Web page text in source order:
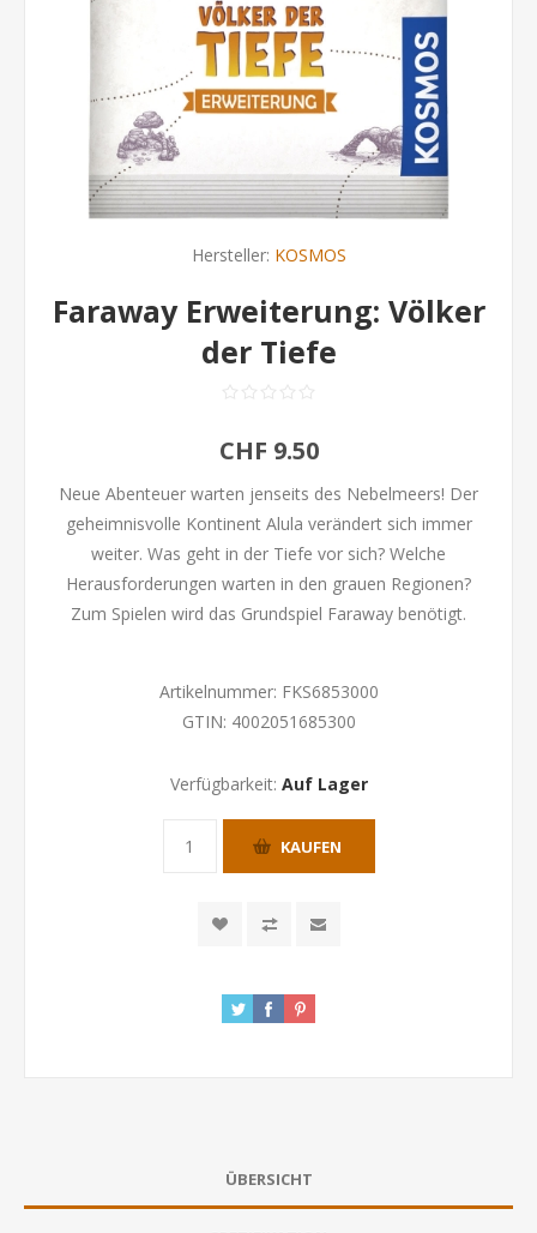
Hersteller: KOSMOS
Faraway Erweiterung: Völker
der Tiefe
CHF 9.50
Neue Abenteuer warten jenseits des Nebelmeers! Der
geheimnisvolle Kontinent Alula verändert sich immer
weiter. Was geht in der Tiefe vor sich? Welche
Herausforderungen warten in den grauen Regionen?
Zum Spielen wird das Grundspiel Faraway benötigt.
Artikelnummer: FKS6853000
GTIN: 4002051685300
Verfügbarkeit: Auf Lager
KAUFEN
ÜBERSICHT